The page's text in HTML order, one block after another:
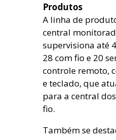
Produtos
A linha de
central
supervisiona até
28 com fio e 20
controle remoto,
e teclado, que
para a central
fio.
Também se